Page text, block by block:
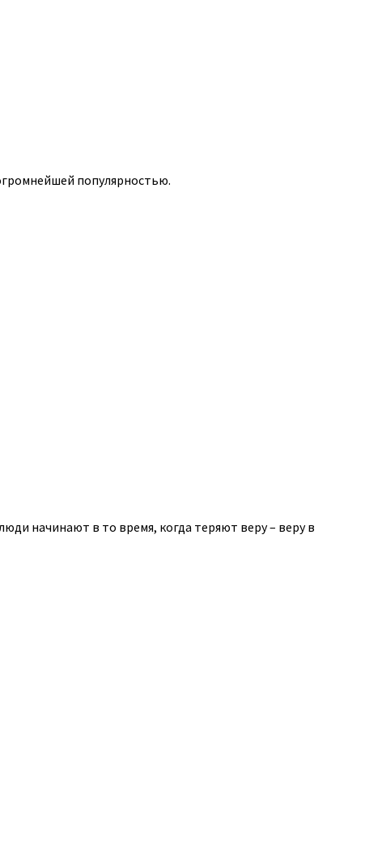
популярностью.
начинают в то время, когда теряют веру – веру в